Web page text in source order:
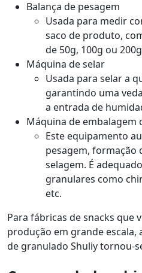
Balança de pesagem
Usada para medir
saco de produto,
de 50g, 100g ou
Máquina de selar
Usada para selar a
garantindo uma
a entrada de
Máquina de embalagem
Este equipamento
pesagem, formação
selagem. É
granulares como
etc.
Para fábricas de snacks que
produção em grande escala,
de granulado Shuliy tornou-